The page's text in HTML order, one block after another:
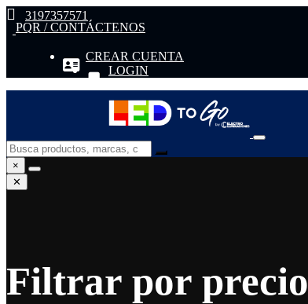
3197357571
PQR / CONTÁCTENOS
CREAR CUENTA
LOGIN
×
✕
Filtrar por precio